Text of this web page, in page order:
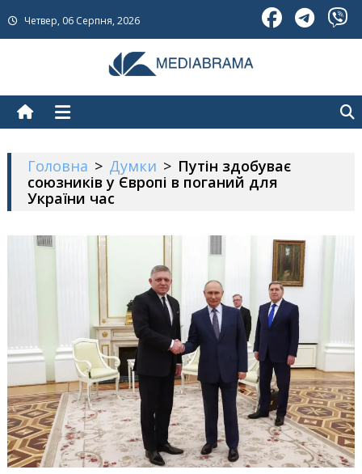
to
Четвер, 06 Серпня, 2026
Головна > Думки > Путін здобуває
союзників у Європі в поганий для
України час